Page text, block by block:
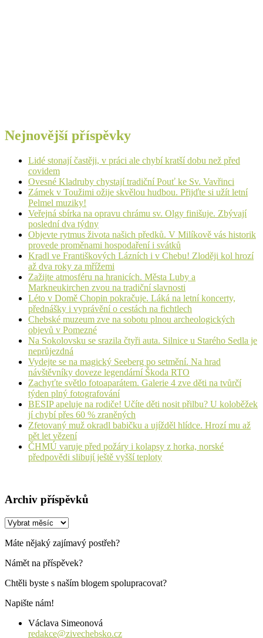
Nejnovější příspěvky
Lidé stonají častěji, v práci ale chybí kratší dobu než před
covidem
Ovesné Kladruby chystají tradiční Pouť ke Sv. Vavřinci
Zámek v Toužimi ožije skvělou hudbou. Přijďte si užít letní
Pelmel muziky!
Veřejná sbírka na opravu chrámu sv. Olgy finišuje. Zbývají
poslední dva týdny
Objevte rytmus života našich předků. V Milíkově vás historik
provede proměnami hospodaření i svátků
Kradl ve Františkových Lázních i v Chebu! Zloději kol hrozí
až dva roky za mřížemi
Zažijte atmosféru na hranicích. Města Luby a
Markneukirchen zvou na tradiční slavnosti
Léto v Domě Chopin pokračuje. Láká na letní koncerty,
přednášky i vyprávění o cestách na fichtlech
Chebské muzeum zve na sobotu plnou archeologických
objevů v Pomezné
Na Sokolovsku se srazila čtyři auta. Silnice u Starého Sedla je
neprůjezdná
Vydejte se na magický Seeberg po setmění. Na hrad
návštěvníky doveze legendární Škoda RTO
Zachyťte světlo fotoaparátem. Galerie 4 zve děti na tvůrčí
týden plný fotografování
BESIP apeluje na rodiče! Učíte děti nosit přilbu? U koloběžek
jí chybí přes 60 % zraněných
Zfetovaný muž okradl babičku a ujížděl hlídce. Hrozí mu až
pět let vězení
ČHMÚ varuje před požáry i kolapsy z horka, norské
předpovědi slibují ještě vyšší teploty
Archiv příspěvků
Archiv
Máte nějaký zajímavý postřeh?
Námět na příspěvek?
Chtěli byste s naším blogem spolupracovat?
Napište nám!
Václava Simeonová
redakce@zivechebsko.cz